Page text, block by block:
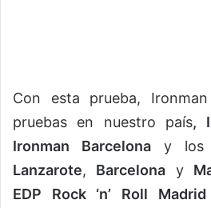
Con esta prueba,
pruebas en nuestro país,
Ironman Barcelona y los
Lanzarote, Barcelona y
EDP Rock ‘n’ Roll